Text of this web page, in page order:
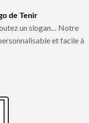
de Tenir
un slogan… Notre
et facile à